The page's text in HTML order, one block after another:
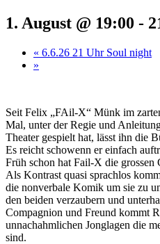
1. August @ 19:00 -
« 6.6.26 21 Uhr Soul night
»
Seit Felix „FAil-X“ Münk im
Mal, unter der Regie und
Theater gespielt hat, lässt ihn die
Es reicht schowenn er einfach
Früh schon hat Fail-X die grossen
Als Kontrast quasi sprachlos
die nonverbale Komik um sie zu
den beiden verzaubern und
Compagnion und Freund kommt
unnachahmlichen Jonglagen die
sind.